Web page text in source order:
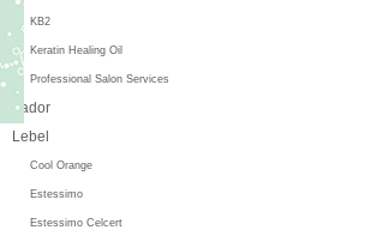
KB2
Keratin Healing Oil
Professional Salon Services
Lador
Lebel
Cool Orange
Estessimo
Estessimo Celcert